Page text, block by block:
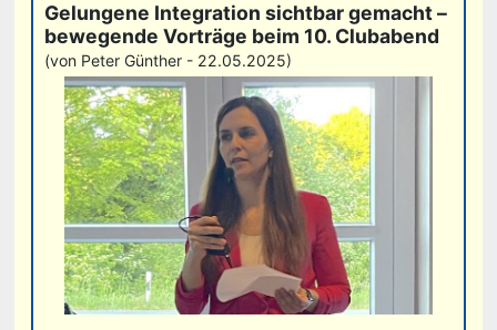
Gelungene Integration sichtbar gemacht –
bewegende Vorträge beim 10. Clubabend
(von Peter Günther - 22.05.2025)